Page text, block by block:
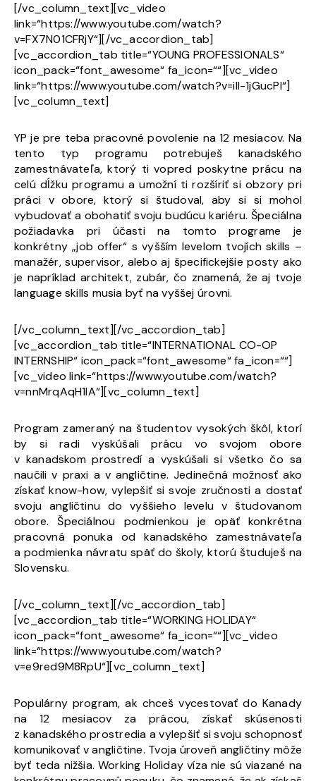
[/vc_column_text][vc_video
link=“https://www.youtube.com/watch?
v=FX7N01CFRjY“][/vc_accordion_tab]
[vc_accordion_tab title=“YOUNG PROFESSIONALS“
icon_pack=“font_awesome“ fa_icon=““][vc_video
link=“https://www.youtube.com/watch?v=ill-1jGucPI“]
[vc_column_text]
YP je pre teba pracovné povolenie na 12 mesiacov. Na
tento typ programu potrebuješ kanadského
zamestnávateľa, ktorý ti vopred poskytne prácu na
celú dĺžku programu a umožní ti rozšíriť si obzory pri
práci v obore, ktorý si študoval, aby si si mohol
vybudovať a obohatiť svoju budúcu kariéru. Špeciálna
požiadavka pri účasti na tomto programe je
konkrétny „job offer“ s vyšším levelom tvojích skills –
manažér, supervisor, alebo aj špecifickejšie posty ako
je napríklad architekt, zubár, čo znamená, že aj tvoje
language skills musia byť na vyššej úrovni.
[/vc_column_text][/vc_accordion_tab]
[vc_accordion_tab title=“INTERNATIONAL CO-OP
INTERNSHIP“ icon_pack=“font_awesome“ fa_icon=““]
[vc_video link=“https://www.youtube.com/watch?
v=nnMrqAqH1lA“][vc_column_text]
Program zameraný na študentov vysokých škôl, ktorí
by si radi vyskúšali prácu vo svojom obore
v kanadskom prostredí a vyskúšali si všetko čo sa
naučili v praxi a v angličtine. Jedinečná možnosť ako
získať know-how, vylepšiť si svoje zručnosti a dostať
svoju angličtinu do vyššieho levelu v študovanom
obore. Špeciálnou podmienkou je opäť konkrétna
pracovná ponuka od kanadského zamestnávateľa
a podmienka návratu späť do školy, ktorú študuješ na
Slovensku.
[/vc_column_text][/vc_accordion_tab]
[vc_accordion_tab title=“WORKING HOLIDAY“
icon_pack=“font_awesome“ fa_icon=““][vc_video
link=“https://www.youtube.com/watch?
v=e9red9M8RpU“][vc_column_text]
Populárny program, ak chceš vycestovať do Kanady
na 12 mesiacov za prácou, získať skúsenosti
z kanadského prostredia a vylepšiť si svoju schopnosť
komunikovať v angličtine. Tvoja úroveň angličtiny môže
byť teda nižšia. Working Holiday víza nie sú viazané na